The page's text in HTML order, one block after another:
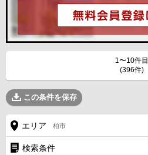
1〜10件目
(396件)
この条件を保存
エリア 柏市
検索条件